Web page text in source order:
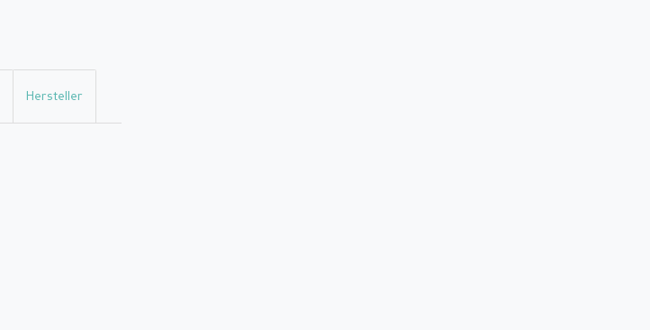
Hersteller